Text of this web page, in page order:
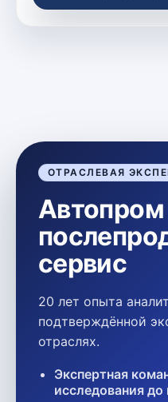
ОТРАСЛЕВАЯ
Автопром
сервис
20 лет опыта
подтверждённой
отраслях.
Экспертная
исследования